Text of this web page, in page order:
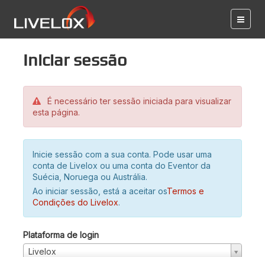
Iniciar sessão
É necessário ter sessão iniciada para visualizar
esta página.
Inicie sessão com a sua conta. Pode usar uma
conta de Livelox ou uma conta do Eventor da
Suécia, Noruega ou Austrália.
Ao iniciar sessão, está a aceitar osTermos e
Condições do Livelox.
Plataforma de login
Livelox